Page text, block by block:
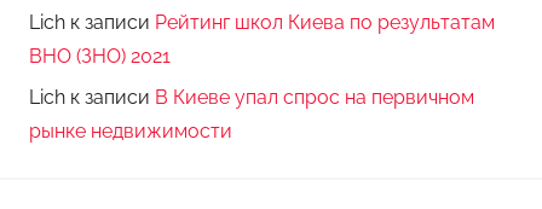
Lich к записи Рейтинг школ Киева по результатам
ВНО (ЗНО) 2021
Lich к записи В Киеве упал спрос на первичном
рынке недвижимости